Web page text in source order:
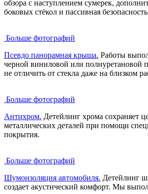
обзора с наступлением сумерек,
боковых стёкол и пассивная
Больше фотографий
Псевдо панорамная крыша. Работы
черной виниловой или полиуретановой
не отличить от стекла даже на близком
Больше фотографий
Антихром. Детейлинг хрома сохраняет
металлических деталей при помощи
покрытия.
Больше фотографий
Шумоизоляция автомобиля. Детейлинг
создает акустический комфорт. Мы